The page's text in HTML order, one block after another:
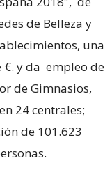
de Belleza y
una
y da empleo de
de Gimnasios,
24 centrales;
de 101.623